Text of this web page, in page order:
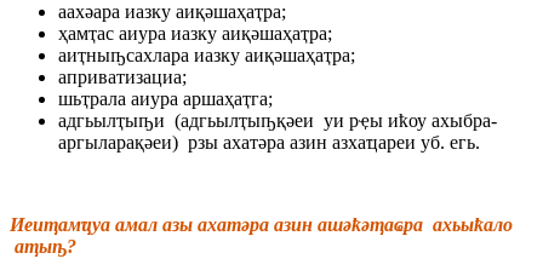
aaхәaрa иaзку aиқәшaҳaҭрa;
ҳaмҭaс aиурa иaзку aиқәшaҳaҭрa;
aиҭныҧсaхлaрa иaзку aиқәшaҳaҭрa;
aпривaтизaциa;
шьҭрaлa aиурa aршaҳaҭгa;
aдгьылҭыҧи (aдгьылҭыҧқәеи уи рҿы иҟоу aхыбрa-
aргылaрaқәеи) рзы aхaтәрa aзин aзхaҵaреи уб. егь.
Иеиҭaмҵуa aмaл aзы aхaтәрa aзин aшәҟәҭaҩрa aхьыҟaло
aҭыҧ?